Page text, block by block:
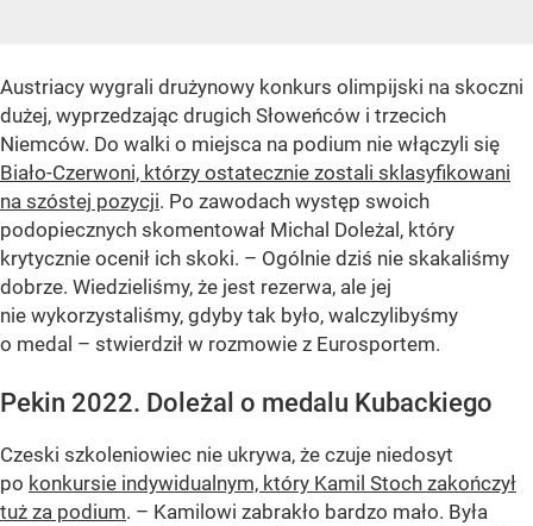
Austriacy wygrali drużynowy konkurs olimpijski na skoczni
dużej, wyprzedzając drugich Słoweńców i trzecich
Niemców. Do walki o miejsca na podium nie włączyli się
Biało-Czerwoni, którzy ostatecznie zostali sklasyfikowani
na szóstej pozycji. Po zawodach występ swoich
podopiecznych skomentował Michal Doleżal, który
krytycznie ocenił ich skoki. – Ogólnie dziś nie skakaliśmy
dobrze. Wiedzieliśmy, że jest rezerwa, ale jej
nie wykorzystaliśmy, gdyby tak było, walczylibyśmy
o medal – stwierdził w rozmowie z Eurosportem.
Pekin 2022. Doleżal o medalu Kubackiego
Czeski szkoleniowiec nie ukrywa, że czuje niedosyt
po konkursie indywidualnym, który Kamil Stoch zakończył
tuż za podium. – Kamilowi zabrakło bardzo mało. Była